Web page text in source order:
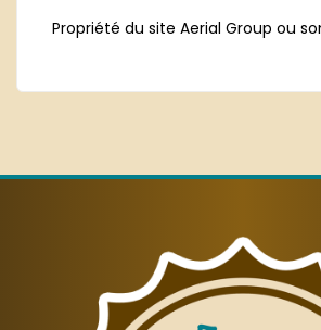
Propriété du site Aerial Group ou